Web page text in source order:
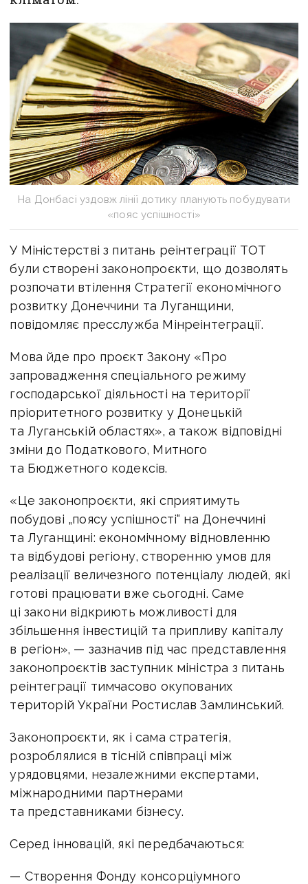
На Донбасі уздовж лінії дотику планують побудувати
«пояс успішності»
У Міністерстві з питань реінтеграції ТОТ
були створені законопроєкти, що дозволять
розпочати втілення Стратегії економічного
розвитку Донеччини та Луганщини,
повідомляє пресслужба Мінреінтеграції.
Мова йде про проєкт Закону «Про
запровадження спеціального режиму
господарської діяльності на території
пріоритетного розвитку у Донецькій
та Луганській областях», а також відповідні
зміни до Податкового, Митного
та Бюджетного кодексів.
«Це законопроєкти, які сприятимуть
побудові „поясу успішності“ на Донеччині
та Луганщині: економічному відновленню
та відбудові регіону, створенню умов для
реалізації величезного потенціалу людей, які
готові працювати вже сьогодні. Саме
ці закони відкриють можливості для
збільшення інвестицій та припливу капіталу
в регіон», — зазначив під час представлення
законопроєктів заступник міністра з питань
реінтеграції тимчасово окупованих
територій України Ростислав Замлинський.
Законопроєкти, як і сама стратегія,
розроблялися в тісній співпраці між
урядовцями, незалежними експертами,
міжнародними партнерами
та представниками бізнесу.
Серед інновацій, які передбачаються:
— Створення Фонду консорціумного